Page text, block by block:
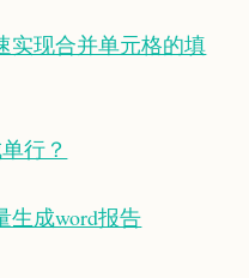
实现合并单元格的填
行？
生成word报告